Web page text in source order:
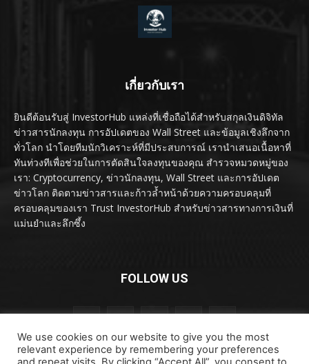
เกี่ยวกับเรา
ยินดีต้อนรับสู่ InvestorHub แหล่งที่เชื่อถือได้สำหรับสกุลเงินดิจิทัล
ข่าวสารนักลงทุน การอัปเดตของ Wall Street และข้อมูลเชิงลึกจาก
ทั่วโลก นำโดยทีมนักวิเคราะห์ที่มีประสบการณ์ เรานำเสนอเนื้อหาที่
ทันท่วงทีเพื่อช่วยในการตัดสินใจลงทุนของคุณ สำรวจหมวดหมู่ของ
เรา: Cryptocurrency, ข่าวนักลงทุน, Wall Street และการอัปเดต
ข่าวโลก ติดตามข่าวสารและก้าวล้ำหน้าด้วยความครอบคลุมที่
ครอบคลุมของเรา Trust InvestorHub สำหรับข่าวสารทางการเงินที่
แม่นยำและลึกซึ้ง
FOLLOW US
We use cookies on our website to give you the most
relevant experience by remembering your preferences